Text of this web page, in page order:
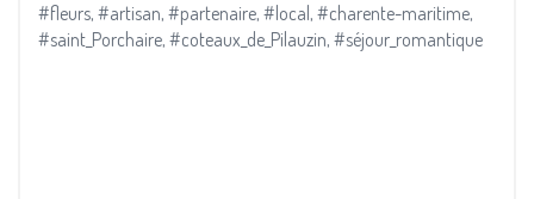
#fleurs, #artisan, #partenaire, #local, #charente-maritime,
#saint_Porchaire, #coteaux_de_Pilauzin, #séjour_romantique